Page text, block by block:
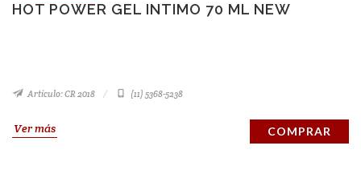
HOT POWER GEL INTIMO 70 ML NEW
Artículo: CR 2018 (11) 5368-5238
Ver más COMPRAR